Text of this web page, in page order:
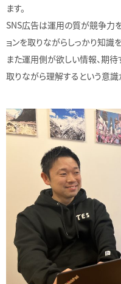
ます。
SNS広告は運用の質が競争力
ョンを取りながらしっかり知識
また運用側が欲しい情報、期
取りながら理解するという意識